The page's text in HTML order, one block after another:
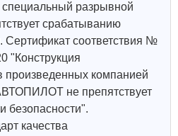
разрывной
срабатыванию
Сертификат соответствия №
произведенных компанией
не препятствует
безопасности".
качества